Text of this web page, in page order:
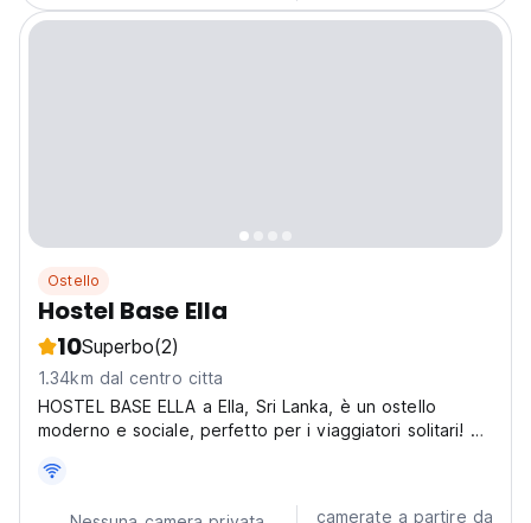
Ostello
Hostel Base Ella
10Superbo(2)
1.34km dal centro citta
HOSTEL BASE ELLA a Ella, Sri Lanka, è un ostello
moderno e sociale, perfetto per i viaggiatori solitari! Da
Adam's Peak e alle Cascate di Ravana, l'ideale per
esplorare la bellezza naturale di Ella. (Auto-translated...
camerate a partire da